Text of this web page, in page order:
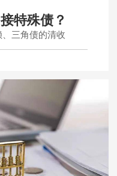
特殊债？
三角债的清收